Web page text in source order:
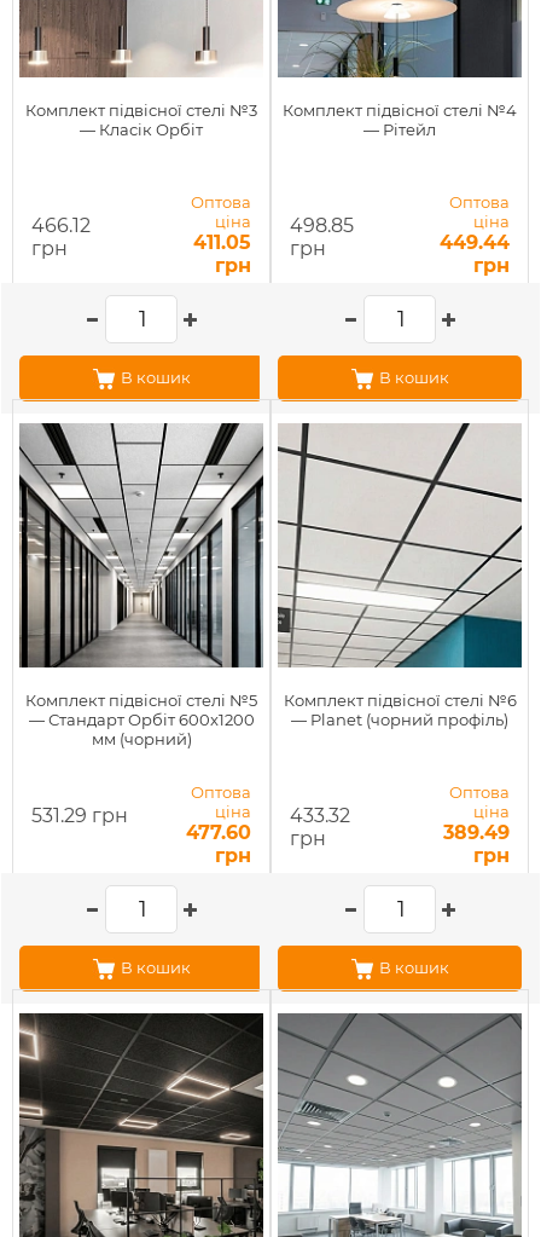
Комплект підвісної стелі №3
— Класік Орбіт
466.12
грн
Оптова
ціна
411.05
грн
В кошик
Комплект підвісної стелі №4
— Рітейл
498.85
грн
Оптова
ціна
449.44
грн
В кошик
Комплект підвісної стелі №5
— Стандарт Орбіт 600x1200
мм (чорний)
531.29 грн
Оптова
ціна
477.60
грн
В кошик
Комплект підвісної стелі №6
— Planet (чорний профіль)
433.32
грн
Оптова
ціна
389.49
грн
В кошик